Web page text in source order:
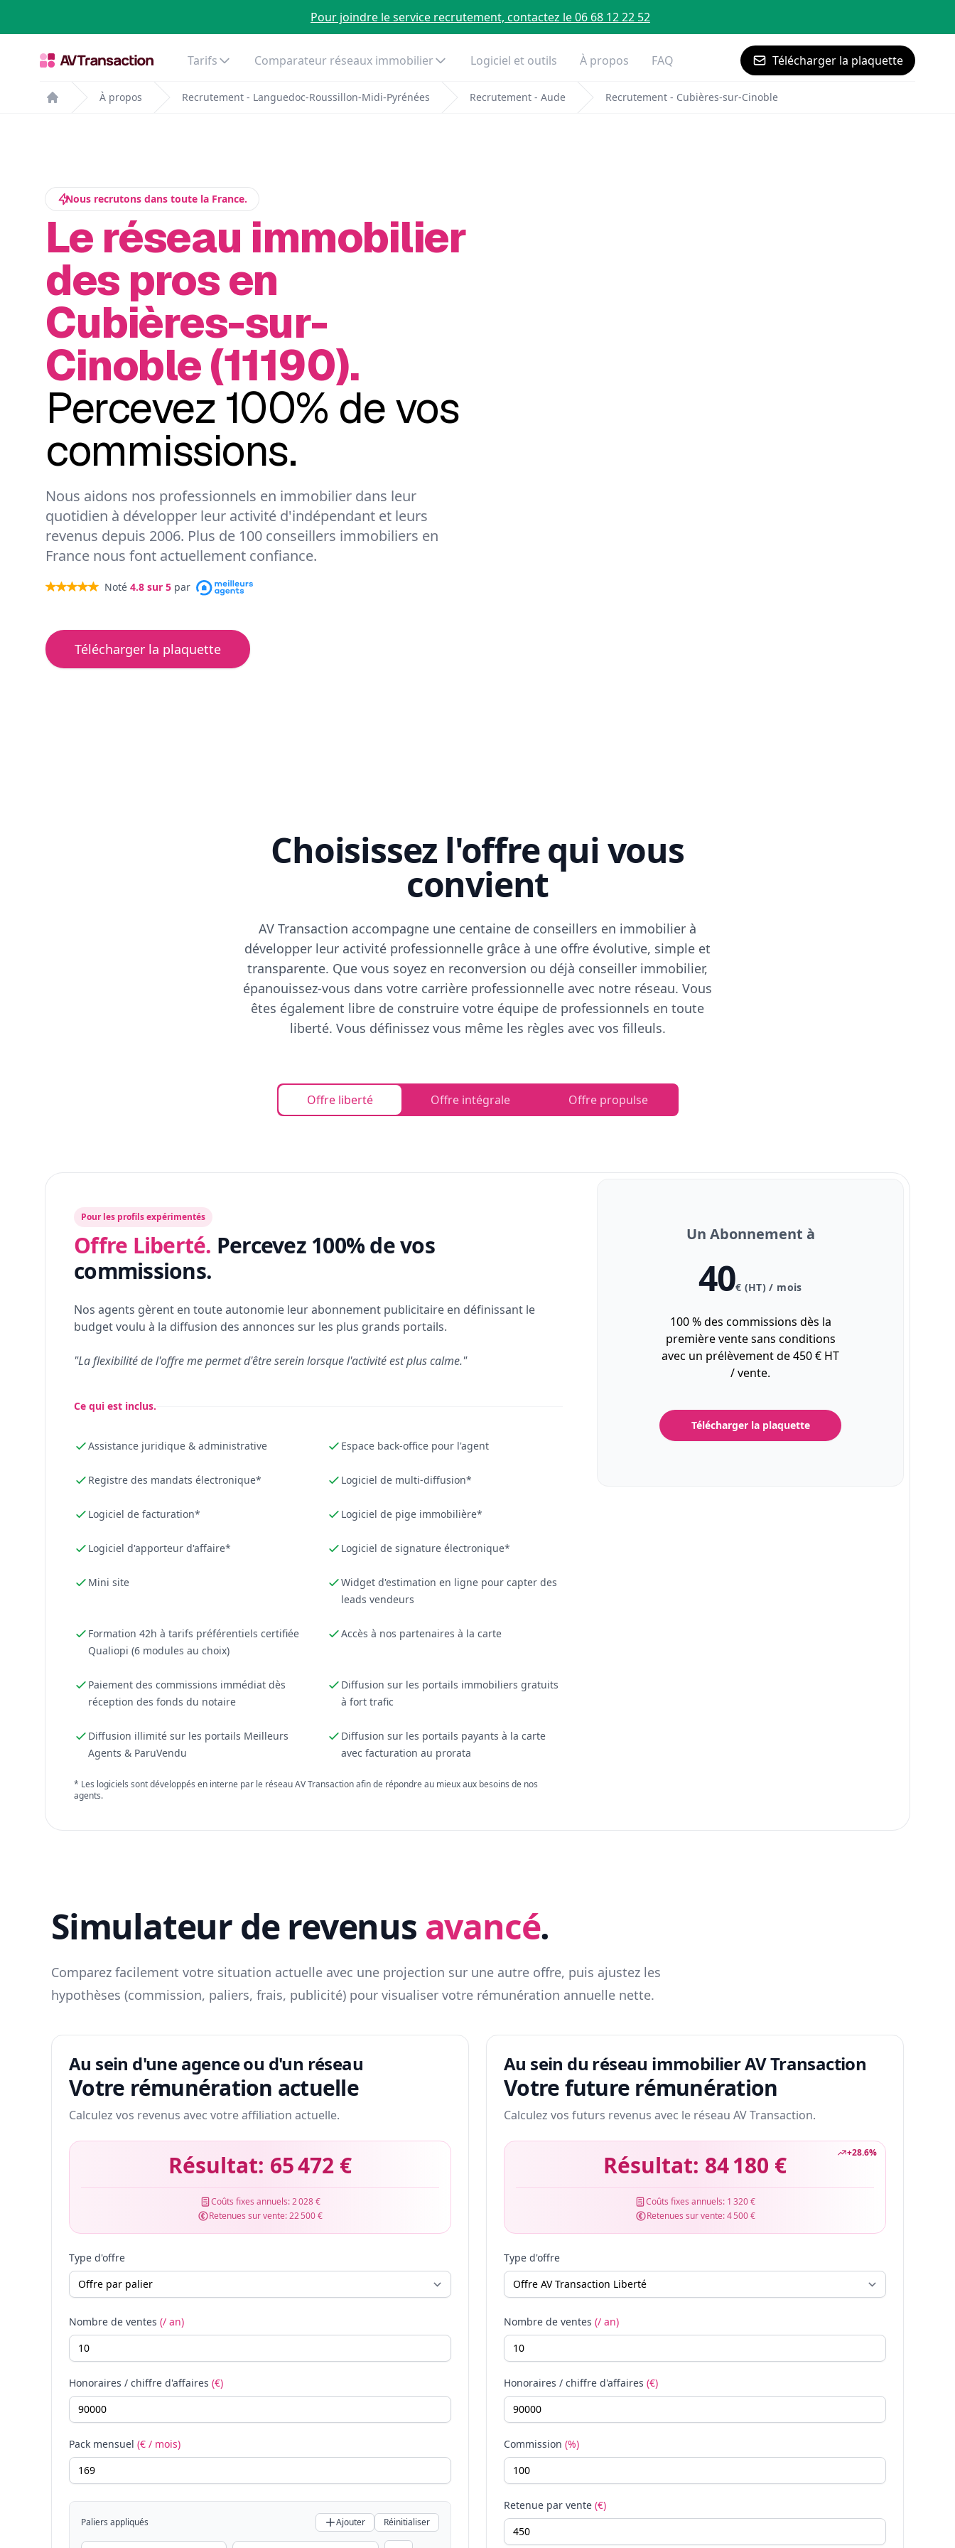
Pour joindre le service recrutement, contactez le 06 68 12 22 52
Tarifs Comparateur réseaux immobilier Logiciel et outils À propos FAQ Télécharger la plaquette
Home
À propos Recrutement - Languedoc-Roussillon-Midi-Pyrénées Recrutement - Aude Recrutement - Cubières-sur-Cinoble
Nous recrutons dans toute la France.
Le réseau immobilier
des pros en
Cubières-sur-
Cinoble (11190).
Percevez 100% de vos
commissions.
Nous aidons nos professionnels en immobilier dans leur
quotidien à développer leur activité d'indépendant et leurs
revenus depuis 2006. Plus de 100 conseillers immobiliers en
France nous font actuellement confiance.
Noté 4.8 sur 5 par
Télécharger la plaquette
Choisissez l'offre qui vous
convient
AV Transaction accompagne une centaine de conseillers en immobilier à
développer leur activité professionnelle grâce à une offre évolutive, simple et
transparente. Que vous soyez en reconversion ou déjà conseiller immobilier,
épanouissez-vous dans votre carrière professionnelle avec notre réseau. Vous
êtes également libre de construire votre équipe de professionnels en toute
liberté. Vous définissez vous même les règles avec vos filleuls.
Offre liberté Offre intégrale Offre propulse
Pour les profils expérimentés
Offre Liberté. Percevez 100% de vos
commissions.
Nos agents gèrent en toute autonomie leur abonnement publicitaire en définissant le
budget voulu à la diffusion des annonces sur les plus grands portails.
"La flexibilité de l'offre me permet d'être serein lorsque l'activité est plus calme."
Ce qui est inclus.
Assistance juridique & administrative Espace back-office pour l'agent
Registre des mandats électronique* Logiciel de multi-diffusion*
Logiciel de facturation* Logiciel de pige immobilière*
Logiciel d'apporteur d'affaire* Logiciel de signature électronique*
Mini site
Widget d'estimation en ligne pour capter des
leads vendeurs
Formation 42h à tarifs préférentiels certifiée
Qualiopi (6 modules au choix)
Accès à nos partenaires à la carte
Paiement des commissions immédiat dès
réception des fonds du notaire
Diffusion sur les portails immobiliers gratuits
à fort trafic
Diffusion illimité sur les portails Meilleurs
Agents & ParuVendu
Diffusion sur les portails payants à la carte
avec facturation au prorata
* Les logiciels sont développés en interne par le réseau AV Transaction afin de répondre au mieux aux besoins de nos
agents.
Un Abonnement à
40€ (HT) / mois
100 % des commissions dès la
première vente sans conditions
avec un prélèvement de 450 € HT
/ vente.
Télécharger la plaquette
Simulateur de revenus avancé.
Comparez facilement votre situation actuelle avec une projection sur une autre offre, puis ajustez les
hypothèses (commission, paliers, frais, publicité) pour visualiser votre rémunération annuelle nette.
Au sein d'une agence ou d'un réseau
Votre rémunération actuelle
Calculez vos revenus avec votre affiliation actuelle.
Résultat: 65 472 €
Coûts fixes annuels:2 028 €
Retenues sur vente:22 500 €
Type d'offre
Nombre de ventes (/ an)
Honoraires / chiffre d'affaires (€)
Pack mensuel (€ / mois)
Paliers appliqués Ajouter Réinitialiser
Au sein du réseau immobilier AV Transaction
Votre future rémunération
Calculez vos futurs revenus avec le réseau AV Transaction.
+28.6%
Résultat: 84 180 €
Coûts fixes annuels: 1 320 €
Retenues sur vente:4 500 €
Type d'offre
Nombre de ventes (/ an)
Honoraires / chiffre d'affaires (€)
Commission (%)
Retenue par vente (€)